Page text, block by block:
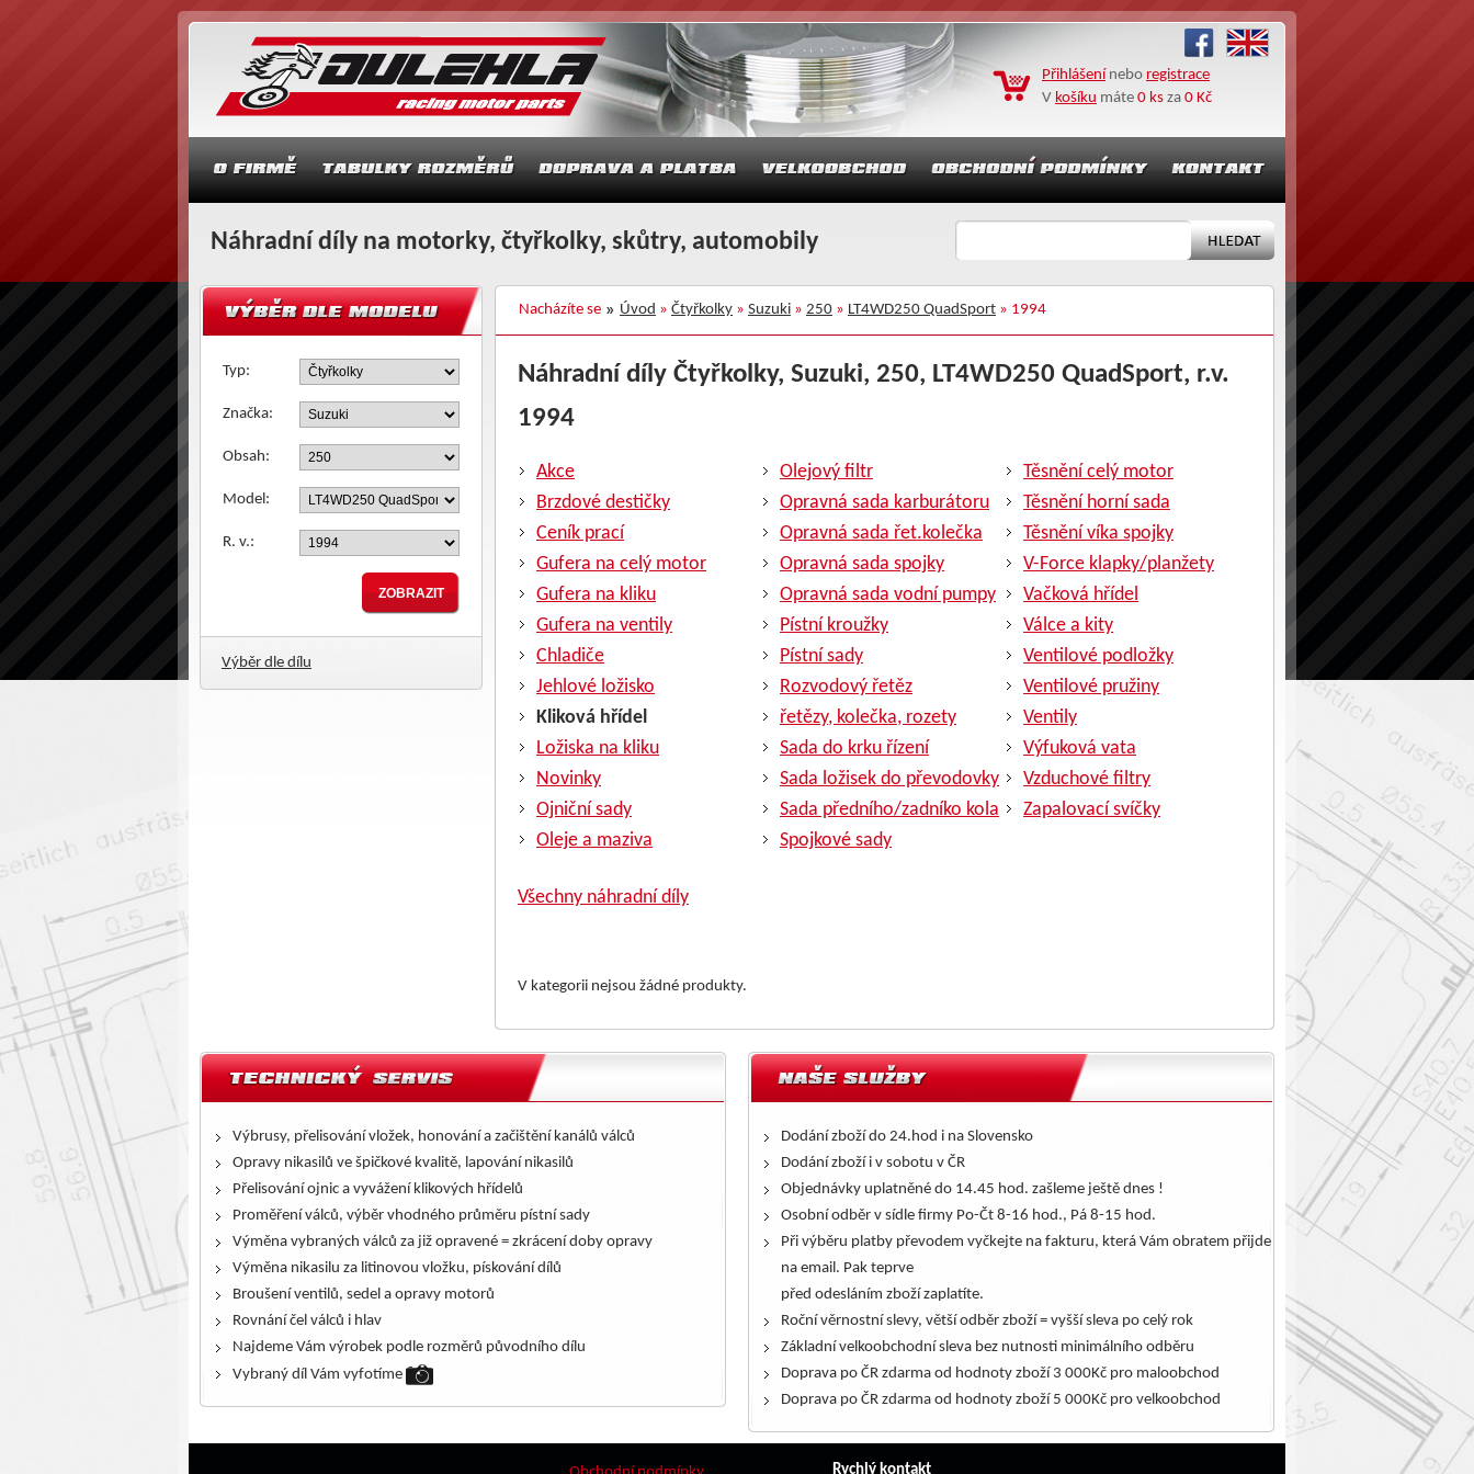
Přihlášení nebo registrace
V košíku máte 0 ks za 0 Kč
Náhradní díly na motorky, čtyřkolky, skůtry, automobily
Nacházíte se Úvod » Čtyřkolky » Suzuki » 250 » LT4WD250 QuadSport » 1994
Typ:
Značka:
Obsah:
Model:
R. v.:
Výběr dle dílu
Náhradní díly Čtyřkolky, Suzuki, 250, LT4WD250 QuadSport, r.v.
1994
Akce Olejový filtr
Těsnění celý motor
Brzdové destičky
Opravná sada karburátoru
Těsnění horní sada
Ceník prací
Opravná sada řet.kolečka
Těsnění víka spojky
Gufera na celý motor
Opravná sada spojky
V-Force klapky/planžety
Gufera na kliku
Opravná sada vodní pumpy
Vačková hřídel
Gufera na ventily
Pístní kroužky
Válce a kity
Chladiče
Pístní sady
Ventilové podložky
Jehlové ložisko
Rozvodový řetěz
Ventilové pružiny
Kliková hřídel
řetězy, kolečka, rozety
Ventily
Ložiska na kliku
Sada do krku řízení
Výfuková vata
Novinky
Sada ložisek do převodovky
Vzduchové filtry
Ojniční sady
Sada předního/zadníko kola
Zapalovací svíčky
Oleje a maziva
Spojkové sady
Všechny náhradní díly
V kategorii nejsou žádné produkty.
Výbrusy, přelisování vložek, honování a začištění kanálů válců
Opravy nikasilů ve špičkové kvalitě, lapování nikasilů
Přelisování ojnic a vyvážení klikových hřídelů
Proměření válců, výběr vhodného průměru pístní sady
Výměna vybraných válců za již opravené = zkrácení doby opravy
Výměna nikasilu za litinovou vložku, pískování dílů
Broušení ventilů, sedel a opravy motorů
Rovnání čel válců i hlav
Najdeme Vám výrobek podle rozměrů původního dílu
Vybraný díl Vám vyfotíme
Dodání zboží do 24.hod i na Slovensko
Dodání zboží i v sobotu v ČR
Objednávky uplatněné do 14.45 hod. zašleme ještě dnes !
Osobní odběr v sídle firmy Po-Čt 8-16 hod., Pá 8-15 hod.
Při výběru platby převodem vyčkejte na fakturu, která Vám obratem přijde
na email. Pak teprve
před odesláním zboží zaplatíte.
Roční věrnostní slevy, větší odběr zboží = vyšší sleva po celý rok
Základní velkoobchodní sleva bez nutnosti minimálního odběru
Doprava po ČR zdarma od hodnoty zboží 3 000Kč pro maloobchod
Doprava po ČR zdarma od hodnoty zboží 5 000Kč pro velkoobchod
Rychlý kontakt